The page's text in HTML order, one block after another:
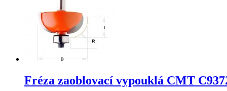
Fréza zaoblovací vypouklá CMT